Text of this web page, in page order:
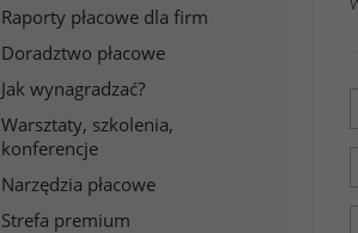
Raporty płacowe dla firm
Doradztwo płacowe
Jak wynagradzać?
Warsztaty, szkolenia,
konferencje
Narzędzia płacowe
Strefa premium